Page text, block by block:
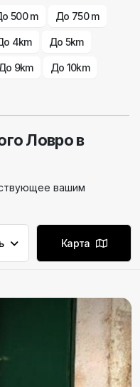
500 m До 750 m
4km До 5km
9km До 10km
Ловро в
вашим
Карта